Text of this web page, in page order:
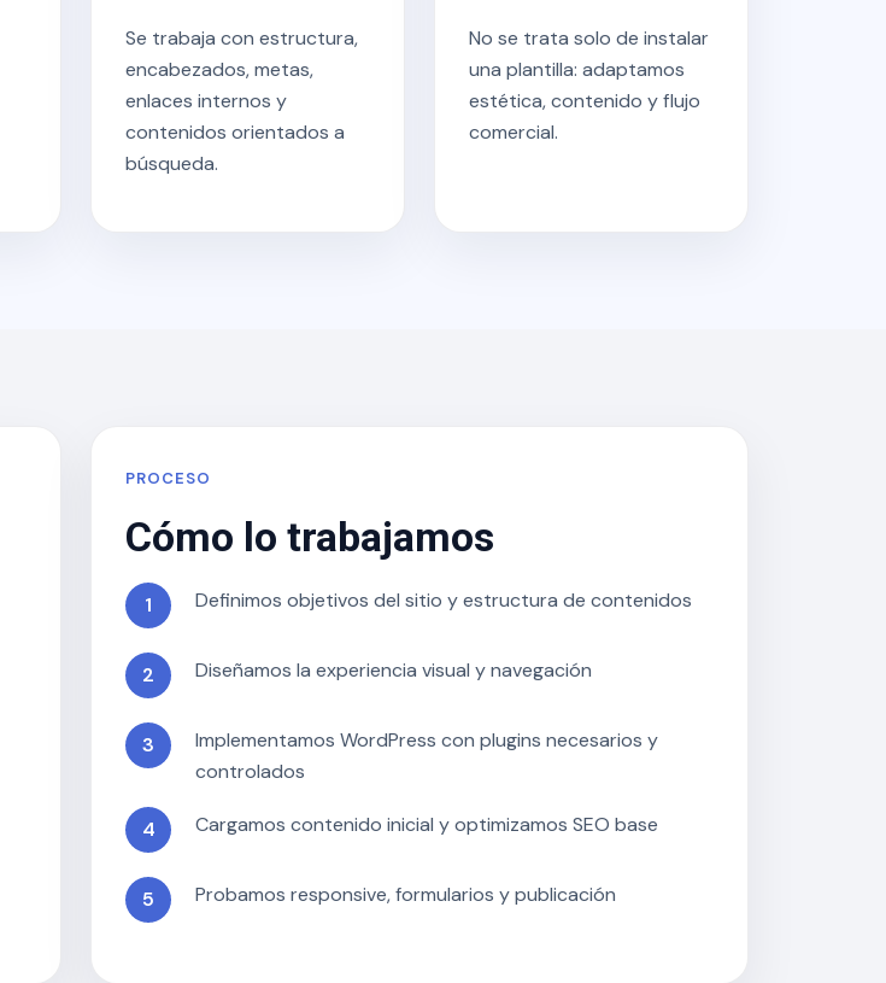
Se trabaja con estructura,
encabezados, metas,
enlaces internos y
contenidos orientados a
búsqueda.
No se trata solo de instalar
una plantilla: adaptamos
estética, contenido y flujo
comercial.
PROCESO
Cómo lo trabajamos
Definimos objetivos del sitio y estructura de contenidos
Diseñamos la experiencia visual y navegación
Implementamos WordPress con plugins necesarios y
controlados
Cargamos contenido inicial y optimizamos SEO base
Probamos responsive, formularios y publicación